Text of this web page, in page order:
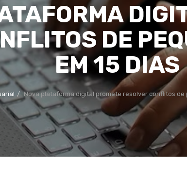
DE
EM 15 DIAS
Nova plataforma digital promete resolver conflitos de